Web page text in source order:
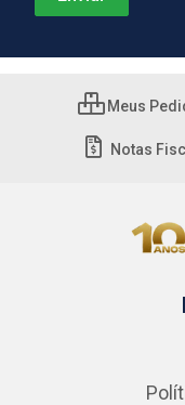
Meus
Notas